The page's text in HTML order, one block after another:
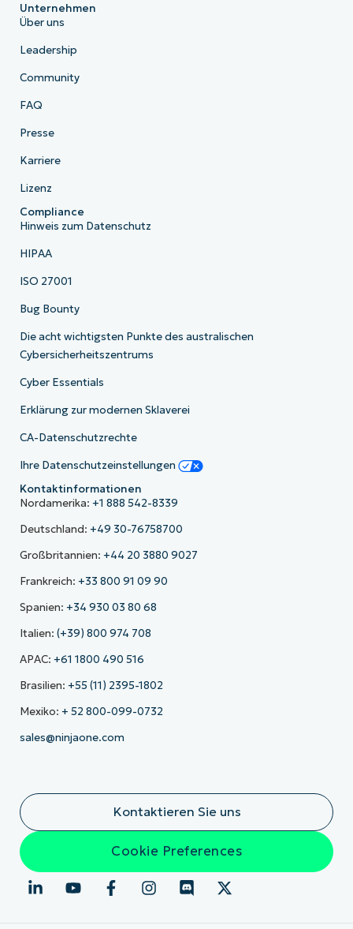
Unternehmen
Über uns
Leadership
Community
FAQ
Presse
Karriere
Lizenz
Compliance
Hinweis zum Datenschutz
HIPAA
ISO 27001
Bug Bounty
Die acht wichtigsten Punkte des australischen
Cybersicherheitszentrums
Cyber Essentials
Erklärung zur modernen Sklaverei
CA-Datenschutzrechte
Ihre Datenschutzeinstellungen
Kontaktinformationen
Nordamerika: +1 888 542-8339
Deutschland: +49 30-76758700
Großbritannien: +44 20 3880 9027
Frankreich: +33 800 91 09 90
Spanien: +34 930 03 80 68
Italien: (+39) 800 974 708
APAC: +61 1800 490 516
Brasilien: +55 (11) 2395-1802
Mexiko: + 52 800-099-0732
sales@ninjaone.com
Kontaktieren Sie uns
Cookie Preferences